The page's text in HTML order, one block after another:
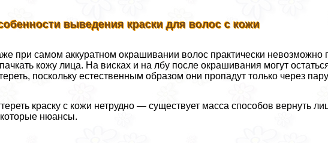
выведения краски для волос с кожи
при самом аккуратном окрашивании волос пpaктически невозможно
кожу лица. На висках и на лбу после окрашивания могут
поскольку естественным образом они пропадут только через
краску с кожи нетрудно — существует масса способов вернуть
нюансы.